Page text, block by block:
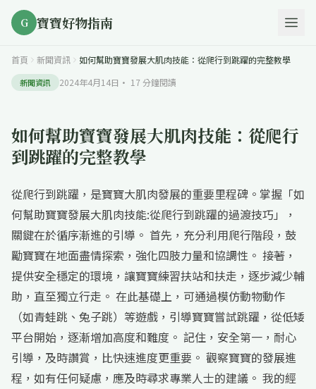
G 寶寶好物指南
首頁 新聞資訊 如何幫助寶寶發展大肌肉技能：從爬行到跳躍的完整教學
新聞資訊 2024年4月14日 · 17 分鐘閱讀
如何幫助寶寶發展大肌肉技能：從爬行
到跳躍的完整教學
從爬行到跳躍，是寶寶大肌肉發展的重要里程碑。掌握「如
何幫助寶寶發展大肌肉技能:從爬行到跳躍的過渡技巧」，
關鍵在於循序漸進的引導。 首先，充分利用爬行階段，鼓
勵寶寶在地面盡情探索，強化四肢力量和協調性。 接著，
提供安全穩定的環境，讓寶寶練習扶站和扶走，逐步減少輔
助，直至獨立行走。 在此基礎上，可通過模仿動物動作
（如青蛙跳、兔子跳）等遊戲，引導寶寶嘗試跳躍，從低矮
平台開始，逐漸增加高度和難度。 記住，安全第一，耐心
引導，及時讚賞，比快速進度更重要。 觀察寶寶的發展進
程，如有任何疑慮，應及時尋求專業人士的建議。 我的經